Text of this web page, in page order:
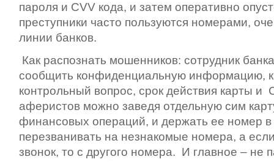
пароля и CVV кода, и затем оперативно
преступники часто пользуются номерами,
линии банков.
Как распознать мошенников: сотрудник
сообщить конфиденциальную информацию,
контрольный вопрос, срок действия карты и
аферистов можно заведя отдельную сим
финансовых операций, и держать ее номер в
перезванивать на незнакомые номера, а
звонок, то с другого номера. И главное – не